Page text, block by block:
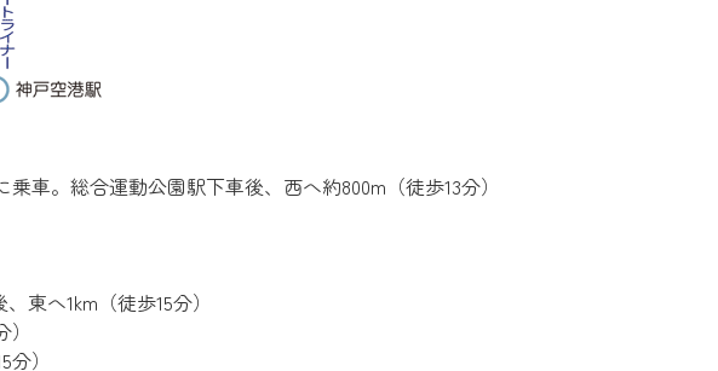
車。総合運動公園駅下車後、西へ約800m（徒歩13分）
東へ1km（徒歩15分）
）